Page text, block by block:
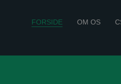
FORSIDE OM OS